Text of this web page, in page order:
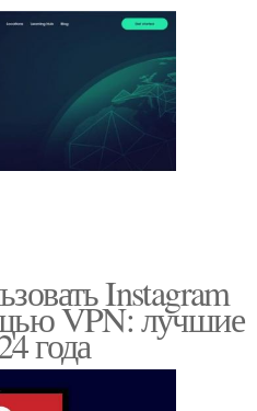
Instagram
VPN: лучшие
года